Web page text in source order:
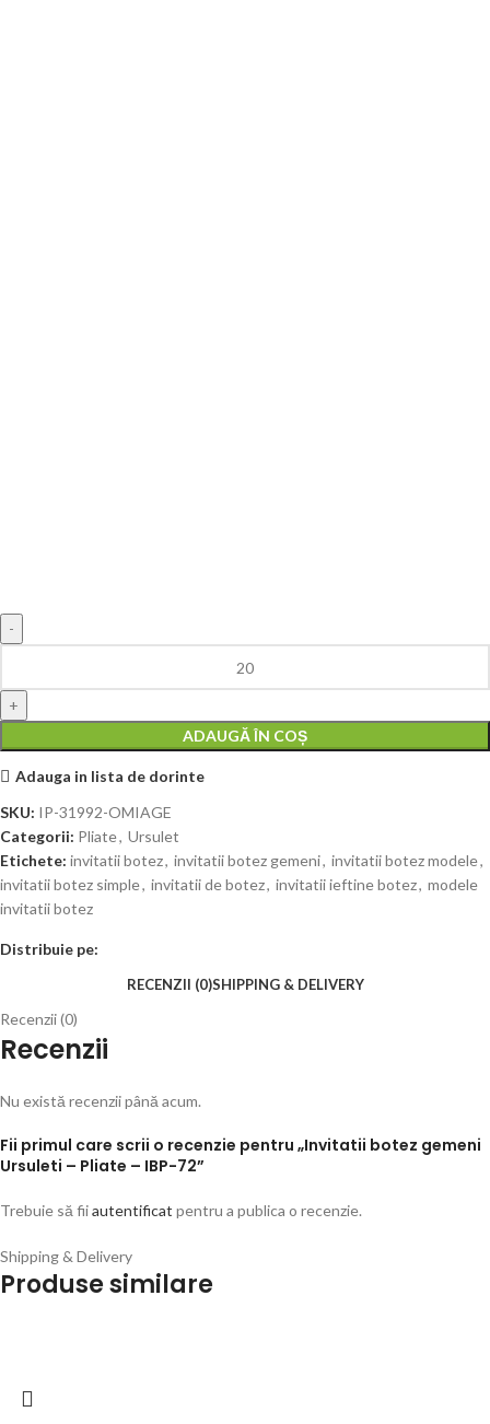
ADAUGĂ ÎN COȘ
Adauga in lista de dorinte
SKU: IP-31992-OMIAGE
Categorii: Pliate, Ursulet
Etichete: invitatii botez, invitatii botez gemeni, invitatii botez modele,
invitatii botez simple, invitatii de botez, invitatii ieftine botez, modele
invitatii botez
Distribuie pe:
RECENZII (0)SHIPPING & DELIVERY
Recenzii (0)
Recenzii
Nu există recenzii până acum.
Fii primul care scrii o recenzie pentru „Invitatii botez gemeni
Ursuleti – Pliate – IBP-72”
Trebuie să fiiautentificat pentru a publica o recenzie.
Shipping & Delivery
Produse similare